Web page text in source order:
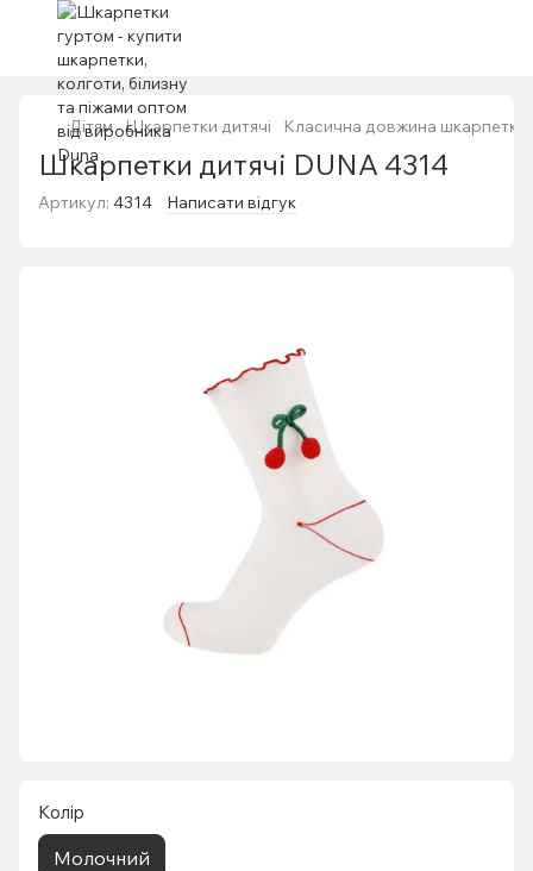
Дітям Шкарпетки дитячі Класична довжина шкарпетки
Шкарпетки дитячі DUNA 4314
Артикул: 4314 Написати відгук
Колір
Молочний